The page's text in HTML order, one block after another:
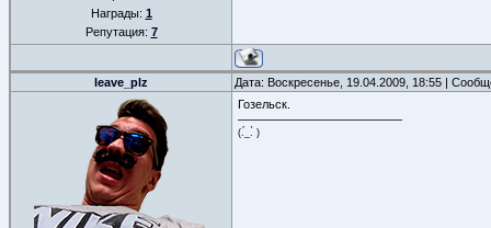
Награды: 1
Репутация: 7
leave_plz Дата: Воскресенье, 19.04.2009, 18:55 |
Гозельск.
(.́_.̀ )